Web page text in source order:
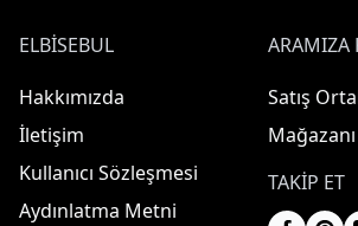
ELBISEBUL
Hakkımızda
İletişim
Kullanıcı Sözleşmesi
Aydınlatma Metni
ARAMIZA
Satış
TAKIP ET